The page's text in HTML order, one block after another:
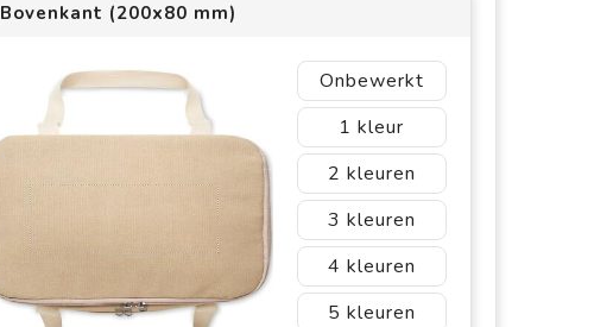
Bovenkant (200x80 mm)
Onbewerkt
1
2
3
4
5